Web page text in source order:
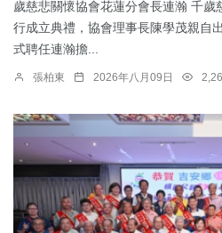
歲慈悲關懷協會花蓮分會長連瀚 千
行成立典禮，協會理事長陳學茂親自
式聘任連瀚擔...
張柏東 2026年八月09日